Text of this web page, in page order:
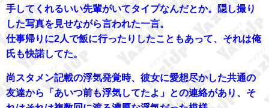
手してくれるいい先輩がいてタイプなんだとか。隠し撮り
した写真を見せながら言われた一言。
仕事帰りに2人で飯に行ったりしたこともあって、それは俺
氏も快諾してた。
尚スタメン記載の浮気発覚時、彼女に愛想尽かした共通の
友達から「あいつ前も浮気してたよ」との連絡があり、そ